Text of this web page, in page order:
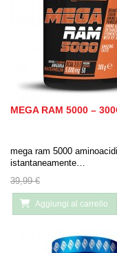
MEGA RAM 5000 –
mega ram 5000
istantaneamente…
39,99 €
Aggiungi al carrello